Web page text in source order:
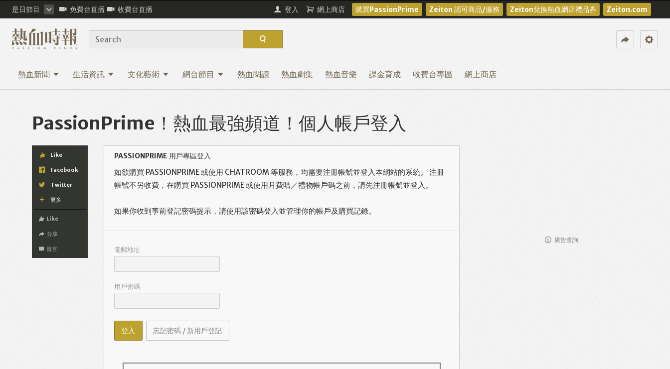
是日節目 免費台直播 收費台直播 登入 網上商店 購買PassionPrime Zeiton 認可商品/服務 Zeiton兌換熱血網店禮品券 Zeiton.com
熱血新聞 生活資訊 文化藝術 網台節目 熱血閱讀 熱血劇集 熱血音樂 課金育成 收費台專區 網上商店
Search
PassionPrime！熱血最強頻道！個人帳戶登入
Like
Facebook
Twitter
更多
Like
分享
留言
PASSIONPRIME 用戶專區登入
如欲購買 PASSIONPRIME 或使用 CHATROOM 等服務，均需要注冊帳號並登入本網站的系統。 注冊
帳號不另收費，在購買 PASSIONPRIME 或使用月費咭／禮物帳戶碼之前，請先注冊帳號並登入。
如果你收到事前登記密碼提示，請使用該密碼登入並管理你的帳戶及購買記錄。
電郵地址
用戶密碼
登入 忘記密碼 / 新用戶登記
廣告查詢